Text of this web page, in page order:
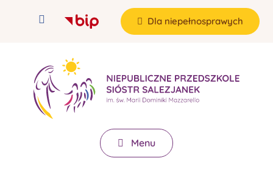
Dla niepełnosprawych
Menu